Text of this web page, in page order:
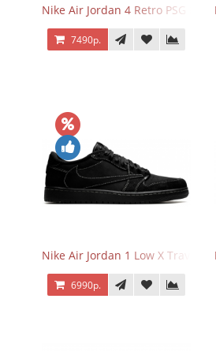
Nike Air Jordan 4 Retro PSG
7490р.
Nike Air Jordan 1 Low X Travis
6990р.